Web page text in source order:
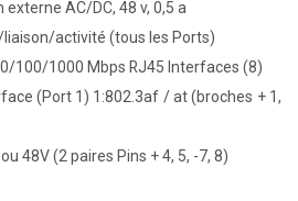
AC/DC, 48 v, 0,5 a
liaison/activité (tous les Ports)
100/1000 Mbps RJ45 Interfaces (8)
(Port 1) 1:802.3af / at (broches + 1,
48V (2 paires Pins + 4, 5, -7, 8)